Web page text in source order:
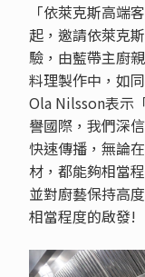
「依萊克斯高端
起，邀請依萊克
驗，由藍帶主廚
料理製作中，如
Ola Nilsson表示
譽國際，我們深
快速傳播，無論
材，都能夠相當
並對廚藝保持高
相當程度的啟發!